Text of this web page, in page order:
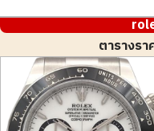
ตารางร